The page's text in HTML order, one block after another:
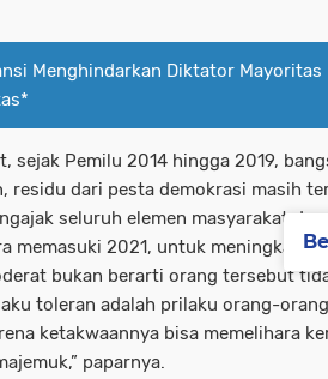
Menghindarkan Diktator Mayoritas
sejak Pemilu 2014 hingga 2019,
residu dari pesta demokrasi masih
seluruh elemen masyarakat dan
memasuki 2021, untuk
bukan berarti orang tersebut
toleran adalah prilaku orang-
ketakwaannya bisa memelihara
paparnya.